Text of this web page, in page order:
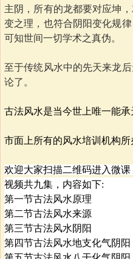
主阴，所有的龙都要对应坤
变之理，也符合阴阳变化规
可知世间一切学术之真伪。
至于传统风水中的先天来龙
论了。
古法风水是当今世上唯一能
市面上所有的风水培训机构
欢迎大家扫描二维码进入微
视频共九集，内容如下:
第一节古法风水原理
第二节古法风水来源
第三节古法风水阴阳
第四节古法风水地支化气阴阳